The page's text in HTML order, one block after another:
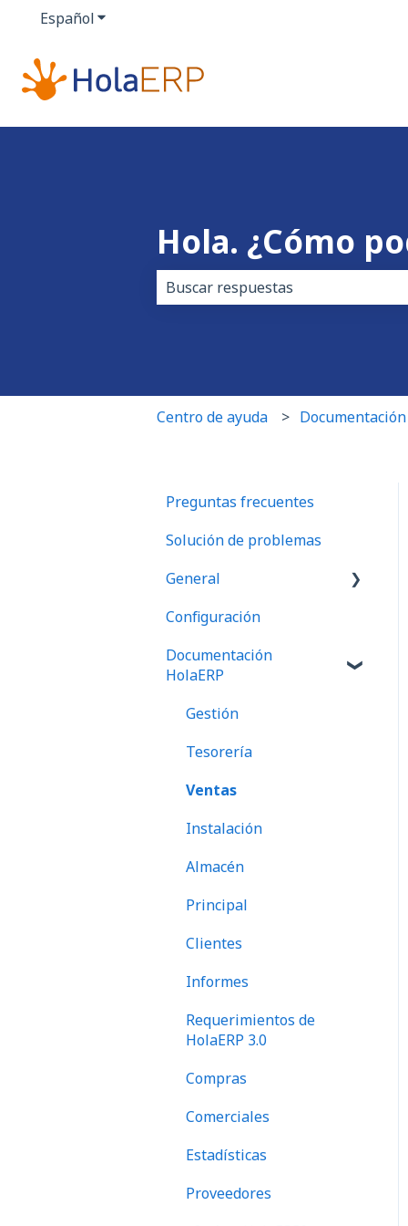
EspañolTraducciones de Mostrar submenú de
Hola. ¿Cómo
Centro de ayuda Documentación
Preguntas frecuentes
Solución de problemas
General
Preguntas frecuentes
Configuración
Documentación
HolaERP
Gestión
Tesorería
Ventas
Instalación
Almacén
Principal
Clientes
Informes
Requerimientos de
HolaERP 3.0
Compras
Comerciales
Estadísticas
Proveedores